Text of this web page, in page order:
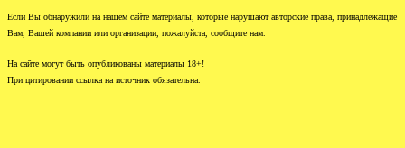
Если Вы обнаружили на нашем сайте материалы, которые нарушают авторские права, принадлежащие
Вам, Вашей компании или организации, пожалуйста, сообщите нам.
На сайте могут быть опубликованы материалы 18+!
При цитировании ссылка на источник обязательна.